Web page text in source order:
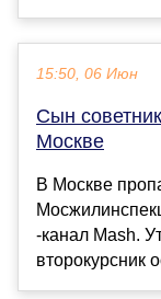
15:50, 06 Июн
Сын
Москве
В Москве
-канал Mash.
второкурсник